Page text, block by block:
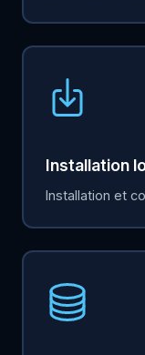
Installation
Installation et